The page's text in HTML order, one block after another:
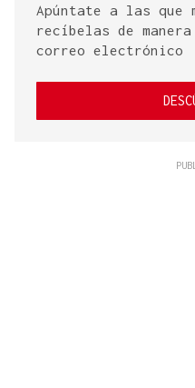
Apúntate a las que
recíbelas de
correo electrónico